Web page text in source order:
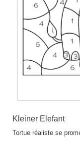
Kleiner Elefant
Tortue réaliste se